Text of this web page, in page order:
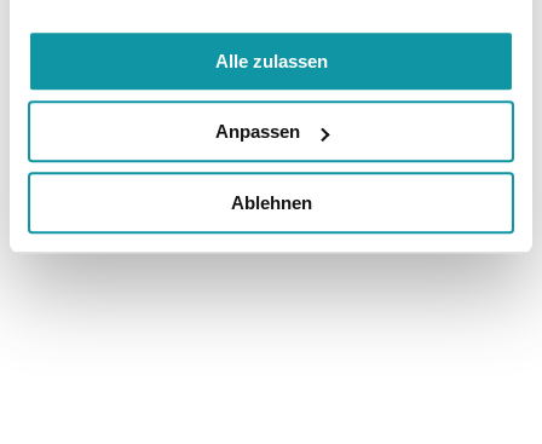
Alle zulassen
Anpassen
Ablehnen